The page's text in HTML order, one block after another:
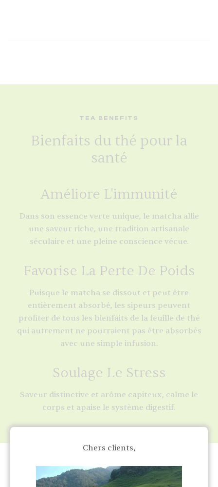
TEA BENEFITS
Bienfaits du thé pour la
santé
Améliore L'immunité
Dans son essence verte unique, le matcha allie
une saveur riche, une tradition artisanale
séculaire et une pleine conscience vécue.
Favorise La Perte De Poids
Puisque le matcha se dissout et peut être
entièrement absorbé, les sipeurs peuvent
profiter de tous les bienfaits de la feuille de thé
qui autrement ne pourraient pas être absorbés
avec une simple infusion.
Soulage Le Stress
Saveur distinctive et arôme capiteux, calme le
corps et apaise le système digestif.
MAGASINEZ NOTRE THÉ
Chers clients,